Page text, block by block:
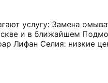
услугу: Замена
и в ближайшем
Лифан Селия: низкие